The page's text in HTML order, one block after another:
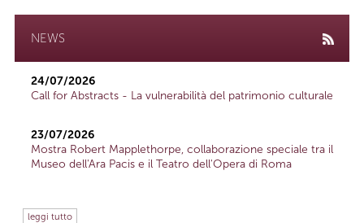
NEWS
24/07/2026
Call for Abstracts - La vulnerabilità del patrimonio culturale
23/07/2026
Mostra Robert Mapplethorpe, collaborazione speciale tra il
Museo dell'Ara Pacis e il Teatro dell'Opera di Roma
leggi tutto